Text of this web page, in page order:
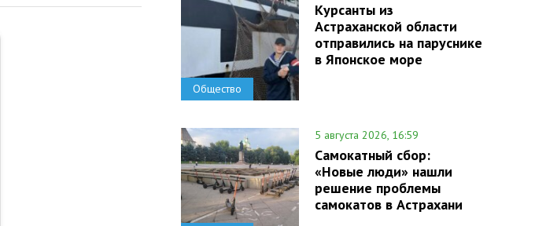
Общество
Курсанты из
Астраханской области
отправились на паруснике
в Японское море
5 августа 2026, 16:59
Самокатный сбор:
«Новые люди» нашли
решение проблемы
самокатов в Астрахани